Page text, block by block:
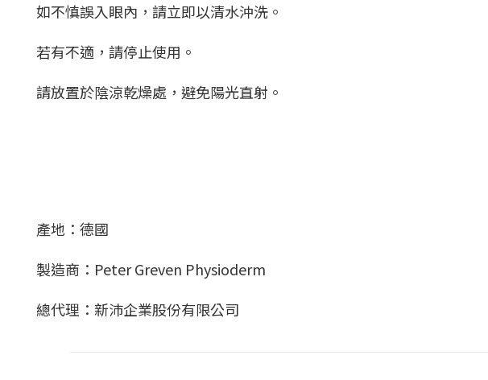
如不慎誤入眼內，請立即以清水沖洗。
若有不適，請停止使用。
請放置於陰涼乾燥處，避免陽光直射。
產地：德國
製造商：Peter Greven Physioderm
總代理：新沛企業股份有限公司